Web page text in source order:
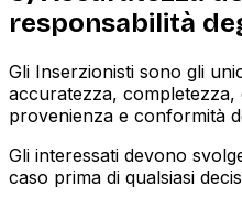
responsabilità
Gli Inserzionisti sono gli
accuratezza, completezza,
provenienza e conformità
Gli interessati devono
caso prima di qualsiasi